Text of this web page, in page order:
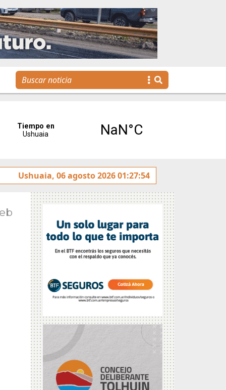
llegan a la gestión pública a través de una
Ushuaia, 06 agosto 2026 01:27:54